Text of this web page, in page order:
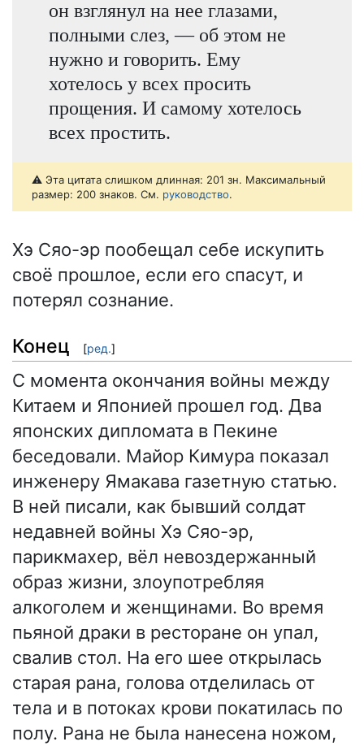
он взглянул на нее глазами,
полными слез, — об этом не
нужно и говорить. Ему
хотелось у всех просить
прощения. И самому хотелось
всех простить.
⚠️ Эта цитата слишком длинная: 201 зн. Максимальный
размер: 200 знаков. См. руководство.
Хэ Сяо-эр пообещал себе искупить
своё прошлое, если его спасут, и
потерял сознание.
Конец [ред.]
С момента окончания войны между
Китаем и Японией прошел год. Два
японских дипломата в Пекине
беседовали. Майор Кимура показал
инженеру Ямакава газетную статью.
В ней писали, как бывший солдат
недавней войны Хэ Сяо-эр,
парикмахер, вёл невоздержанный
образ жизни, злоупотребляя
алкоголем и женщинами. Во время
пьяной драки в ресторане он упал,
свалив стол. На его шее открылась
старая рана, голова отделилась от
тела и в потоках крови покатилась по
полу. Рана не была нанесена ножом,